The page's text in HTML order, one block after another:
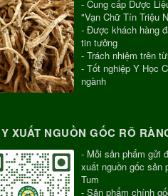
- Cung cấp Dược
"Vạn Chữ Tín Triệu
- Được khách hàng
tin tưởng
- Trách nhiệm trên
- Tốt nghiệp Y Học
ngành
XUẤT NGUỒN GỐC RÕ
- Mỗi sản phẩm gửi
xuất nguồn gốc sản
Tum
- Sản phẩm chính